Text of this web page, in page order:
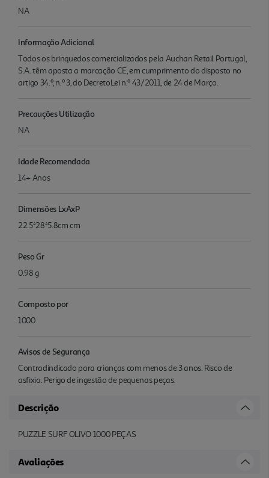
NA
Informação Adicional
Todos os brinquedos comercializados pela Auchan Retail Portugal,
S.A. têm aposta a marcação CE, em cumprimento do disposto no
artigo 34.º, n.º 3, do DecretoLei n.º 43/2011, de 24 de Março.
Precauções Utilização
NA
Idade Recomendada
14+ Anos
Dimensões LxAxP
22.5*28*5.8cm cm
Peso Gr
0.98 g
Composto por
1000
Avisos de Segurança
Contradindicado para crianças com menos de 3 anos. Risco de
asfixia. Perigo de ingestão de pequenas peças.
Descrição
PUZZLE SURF OLIVO 1000 PEÇAS
Avaliações